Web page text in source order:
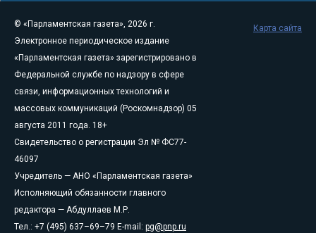
© «Парламентская газета», 2026 г.
Электронное периодическое издание
«Парламентская газета» зарегистрировано в
Федеральной службе по надзору в сфере
связи, информационных технологий и
массовых коммуникаций (Роскомнадзор) 05
августа 2011 года. 18+
Свидетельство о регистрации Эл № ФС77-
46097
Учредитель — АНО «Парламентская газета»
Исполняющий обязанности главного
редактора — Абдуллаев М.Р.
Тел.: +7 (495) 637–69–79 E-mail: pg@pnp.ru
Карта сайта